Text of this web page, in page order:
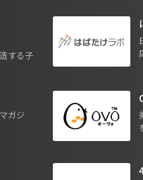
する子
ガジ